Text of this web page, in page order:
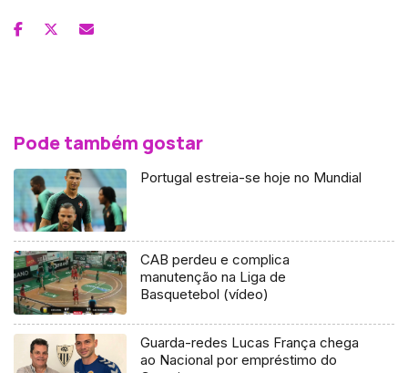
Pode também gostar
Portugal estreia-se hoje no Mundial
CAB perdeu e complica
manutenção na Liga de
Basquetebol (vídeo)
Guarda-redes Lucas França chega
ao Nacional por empréstimo do